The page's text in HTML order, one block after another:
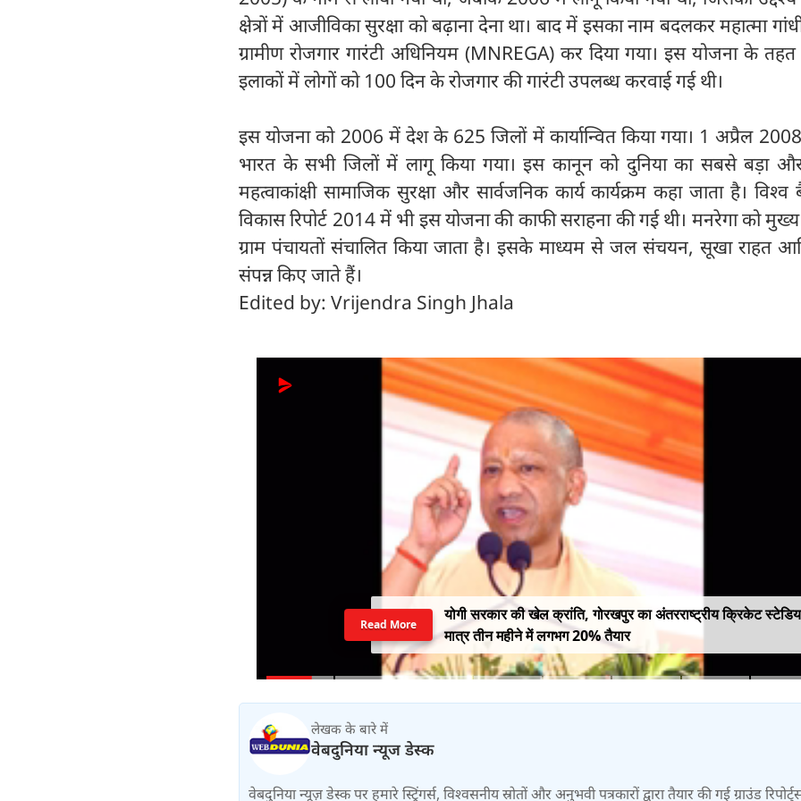
क्षेत्रों में आजीविका सुरक्षा को बढ़ाना देना था। बाद में इसका नाम बदलकर महात्मा गांधी
ग्रामीण रोजगार गारंटी अधिनियम (MNREGA) कर दिया गया। इस योजना के तहत
इलाकों में लोगों को 100 दिन के रोजगार की गारंटी उपलब्ध करवाई गई थी।
इस योजना को 2006 में देश के 625 जिलों में कार्यान्वित किया गया। 1 अप्रैल
भारत के सभी जिलों में लागू किया गया। इस कानून को दुनिया का सबसे बड़ा
महत्वाकांक्षी सामाजिक सुरक्षा और सार्वजनिक कार्य कार्यक्रम कहा जाता है।
विकास रिपोर्ट 2014 में भी इस योजना की काफी सराहना की गई थी। मनरेगा को
ग्राम पंचायतों संचालित किया जाता है। इसके माध्यम से जल संचयन, सूखा राहत
संपन्न किए जाते हैं।
Edited by: Vrijendra Singh Jhala
योगी सरकार की खेल क्रांति, गोरखपुर का अंतरराष्ट्रीय क्रिकेट
मात्र तीन महीने में लगभग 20% तैयार
Read More
लेखक के बारे में
वेबदुनिया न्यूज डेस्क
वेबदुनिया न्यूज़ डेस्क पर हमारे स्ट्रिंगर्स, विश्वसनीय स्रोतों और अनुभवी पत्रकारों द्वारा तैयार की गई ग्राउंड